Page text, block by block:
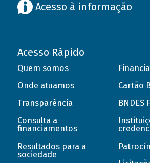
Acesso à informação
Acesso Rápido
Quem somos
Onde atuamos
Transparência
Consulta a
financiamentos
Resultados para a
sociedade
Cartão
BNDES